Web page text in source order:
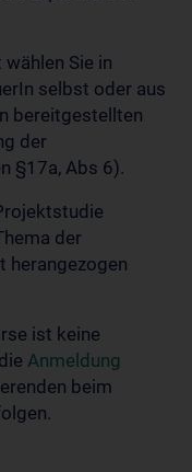
Sie in
selbst oder aus
bereitgestellten
der
§17a, Abs 6).
der
herangezogen
ist keine
Anmeldung
beim